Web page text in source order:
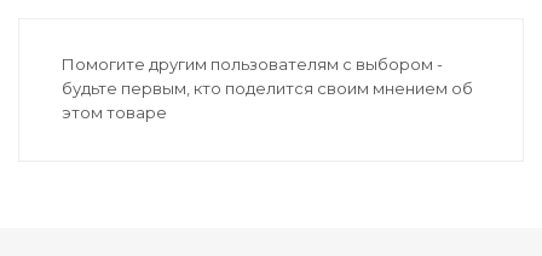
Помогите другим пользователям с выбором -
будьте первым, кто поделится своим мнением об
этом товаре